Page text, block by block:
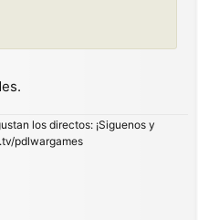
los directos: ¡Siguenos y
pdlwargames